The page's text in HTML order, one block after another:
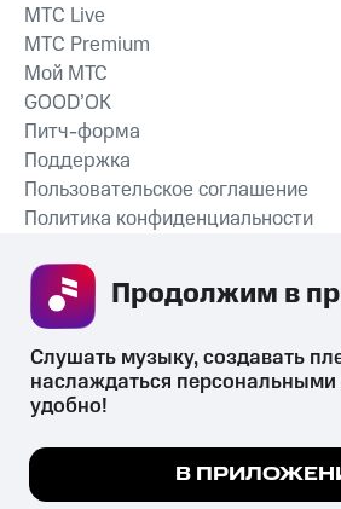
СКАЧАТЬ
MTС Live
MTС Premium
Мой МТС
GOOD’OK
Питч-форма
Поддержка
Пользовательское соглашение
Политика конфиденциальности
психотропных веществ, их аналогов
их незаконный оборот запрещён и
законодательством ответственность.
Мы используем куки, чтобы на
Подробнее
Слушать музыку, создавать
наслаждаться
удобно!
В